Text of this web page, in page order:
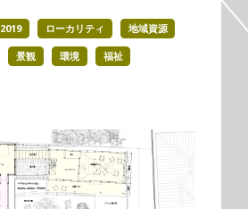
2019 ローカリティ 地域資源
景観 環境 福祉